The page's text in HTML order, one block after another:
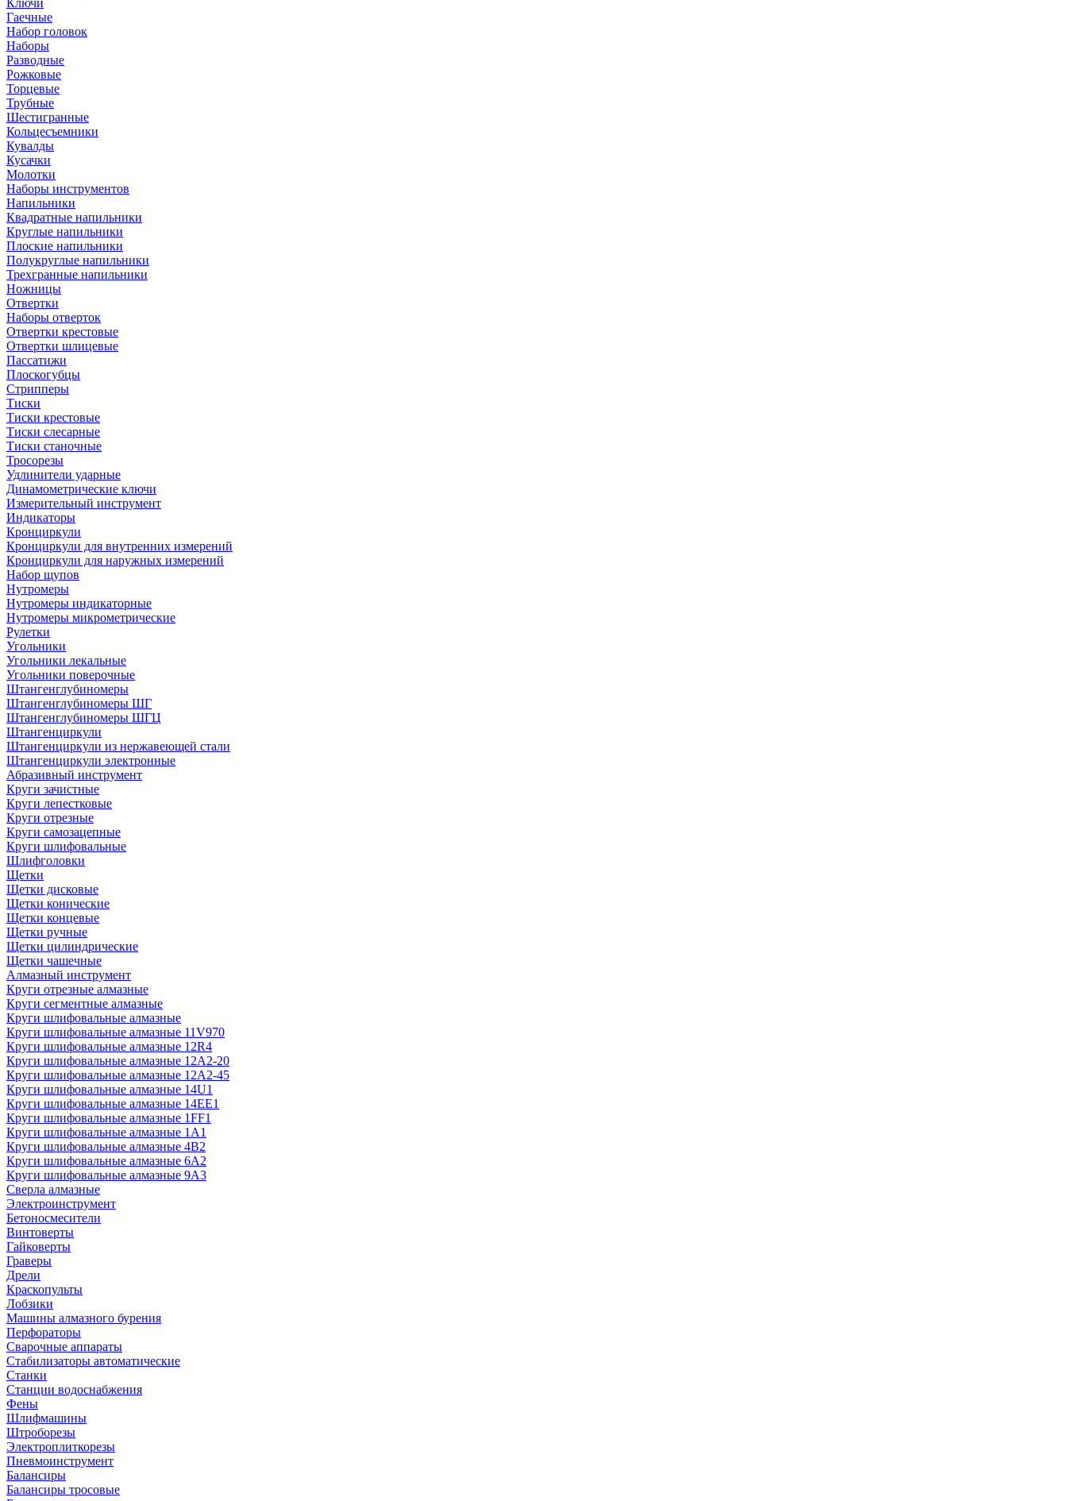
Ключи
Гаечные
Набор головок
Наборы
Разводные
Рожковые
Торцевые
Трубные
Шестигранные
Кольцесъемники
Кувалды
Кусачки
Молотки
Наборы инструментов
Напильники
Квадратные напильники
Круглые напильники
Плоские напильники
Полукруглые напильники
Трехгранные напильники
Ножницы
Отвертки
Наборы отверток
Отвертки крестовые
Отвертки шлицевые
Пассатижи
Плоскогубцы
Стрипперы
Тиски
Тиски крестовые
Тиски слесарные
Тиски станочные
Тросорезы
Удлинители ударные
Динамометрические ключи
Измерительный инструмент
Индикаторы
Кронциркули
Кронциркули для внутренних измерений
Кронциркули для наружных измерений
Набор щупов
Нутромеры
Нутромеры индикаторные
Нутромеры микрометрические
Рулетки
Угольники
Угольники лекальные
Угольники поверочные
Штангенглубиномеры
Штангенглубиномеры ШГ
Штангенглубиномеры ШГЦ
Штангенциркули
Штангенциркули из нержавеющей стали
Штангенциркули электронные
Абразивный инструмент
Круги зачистные
Круги лепестковые
Круги отрезные
Круги самозацепные
Круги шлифовальные
Шлифголовки
Щетки
Щетки дисковые
Щетки конические
Щетки концевые
Щетки ручные
Щетки цилиндрические
Щетки чашечные
Алмазный инструмент
Круги отрезные алмазные
Круги сегментные алмазные
Круги шлифовальные алмазные
Круги шлифовальные алмазные 11V970
Круги шлифовальные алмазные 12R4
Круги шлифовальные алмазные 12А2-20
Круги шлифовальные алмазные 12А2-45
Круги шлифовальные алмазные 14U1
Круги шлифовальные алмазные 14ЕЕ1
Круги шлифовальные алмазные 1FF1
Круги шлифовальные алмазные 1А1
Круги шлифовальные алмазные 4В2
Круги шлифовальные алмазные 6A2
Круги шлифовальные алмазные 9А3
Сверла алмазные
Электроинструмент
Бетоносмесители
Винтоверты
Гайковерты
Граверы
Дрели
Краскопульты
Лобзики
Машины алмазного бурения
Перфораторы
Сварочные аппараты
Стабилизаторы автоматические
Станки
Станции водоснабжения
Фены
Шлифмашины
Штроборезы
Электроплиткорезы
Пневмоинструмент
Балансиры
Балансиры тросовые